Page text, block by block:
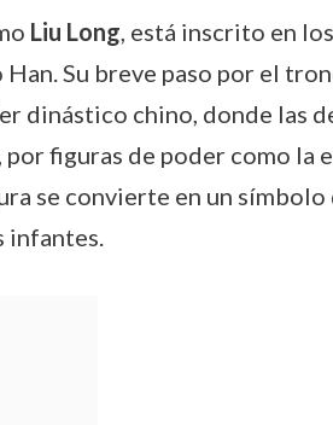
Liu Long, está inscrito en
Su breve paso por el
dinástico chino, donde las
figuras de poder como la
se convierte en un
infantes.